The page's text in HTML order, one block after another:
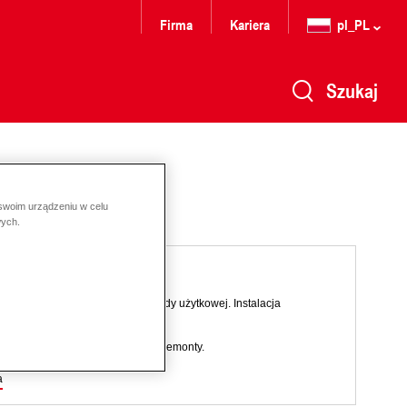
Firma Kariera pl_PL
Szukaj
oraz wytwarzania ciepłej wody użytkowej. Instalacja
do 70 °C, modulacja.
- dla Nowe konstrukcje i remonty.
urządzeniu w celu